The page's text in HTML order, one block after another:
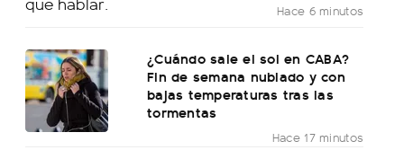
Hace 6 minutos
¿Cuándo sale el sol en CABA?
Fin de semana nublado y con
bajas temperaturas tras las
tormentas
Hace 17 minutos